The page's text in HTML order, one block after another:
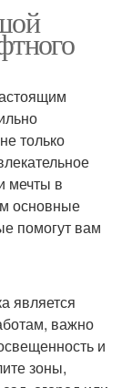
только
мечты в
основные
помогут вам
является
важно
и
зоны,